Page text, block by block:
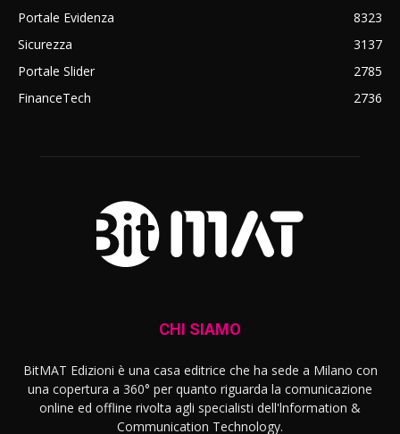
Portale Evidenza
8323
Sicurezza
3137
Portale Slider
2785
FinanceTech
2736
CHI SIAMO
BitMAT Edizioni è una casa editrice che ha sede a Milano con
una copertura a 360° per quanto riguarda la comunicazione
online ed offline rivolta agli specialisti dell'lnformation &
Communication Technology.